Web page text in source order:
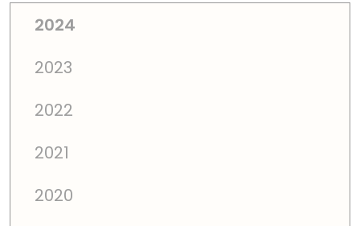
2024
2023
2022
2021
2020